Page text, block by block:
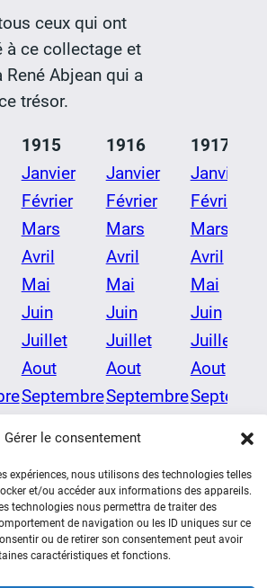
Gérer le consentement
expériences, nous utilisons des technologies telles
et/ou accéder aux informations des appareils.
technologies nous permettra de traiter des
de navigation ou les ID uniques sur ce
ou de retirer son consentement peut avoir
caractéristiques et fonctions.
ceux qui ont
à ce collectage et
René Abjean qui a
trésor.
1915 1916
1917
Janvier Janvier
Janvier
Février Février
Février
Mars Mars
Mars
Avril Avril
Avril
Mai Mai
Mai
Juin Juin
Juin
Juillet Juillet
Juillet
Aout Aout
Aout
SeptembreSeptembre
Décembre Décembre Décembre